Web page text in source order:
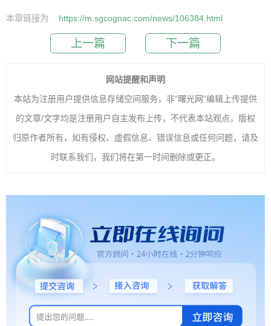
本章链接为 https://m.sgcognac.com/news/106384.html
上一篇 下一篇
网站提醒和声明
本站为注册用户提供信息存储空间服务，非“曙光网”编辑上传提供
的文章/文字均是注册用户自主发布上传，不代表本站观点，版权
归原作者所有，如有侵权、虚假信息、错误信息或任何问题，请及
时联系我们，我们将在第一时间删除或更正。